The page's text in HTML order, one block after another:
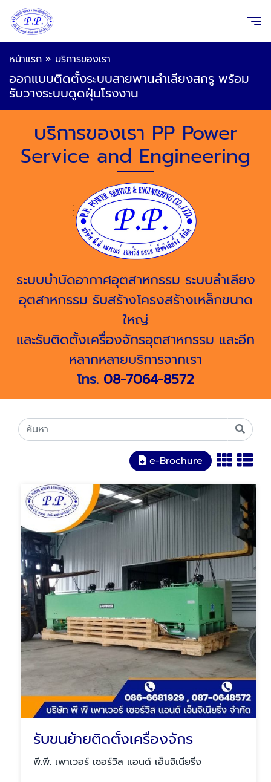
หน้าแรก » บริการของเรา
ออกแบบติดตั้งระบบสายพานลำเลียงสกรู พร้อม
รับวางระบบดูดฝุ่นโรงงาน
บริการของเรา PP Power
Service and Engineering
ระบบบำบัดอากาศอุตสาหกรรม ระบบลำเลียง
อุตสาหกรรม รับสร้างโครงสร้างเหล็กขนาด
ใหญ่
และรับติดตั้งเครื่องจักรอุตสาหกรรม และอีก
หลากหลายบริการจากเรา
โทร. 08-7064-8572
e-Brochure
รับขนย้ายติดตั้งเครื่องจักร
พี.พี. เพาเวอร์ เซอร์วิส แอนด์ เอ็นจิเนียริ่ง